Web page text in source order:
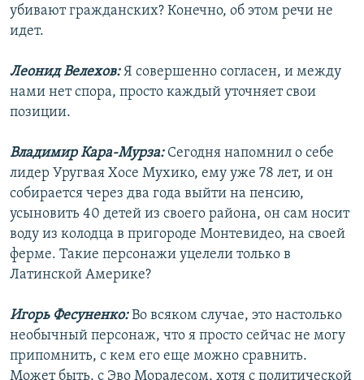
убивают гражданских? Конечно, об этом речи не
идет.
Леонид Велехов:Я совершенно согласен, и между
нами нет спора, просто каждый уточняет свои
позиции.
Владимир Кара-Мурза:Сегодня напомнил о себе
лидер Уругвая Хосе Мухико, ему уже 78 лет, и он
собирается через два года выйти на пенсию,
усыновить 40 детей из своего района, он сам носит
воду из колодца в пригороде Монтевидео, на своей
ферме. Такие персонажи уцелели только в
Латинской Америке?
Игорь Фесуненко:Во всяком случае, это настолько
необычный персонаж, что я просто сейчас не могу
припомнить, с кем его еще можно сравнить.
Может быть, с Эво Моралесом, хотя с политической